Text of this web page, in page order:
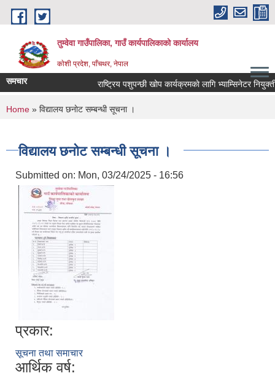
Skip to main content
तुम्वेवा गाउँपालिका, गाउँ कार्यपालिकाको कार्यालय
काेशी प्रदेश, पाँचथर, नेपाल
समचार राष्ट्रिय पशुपन्छी खोप कार्यक्रमकाे लागि भ्याम्सिनेटर
You are here
Home » विद्यालय छनाेट सम्बन्धी सूचना ।
विद्यालय छनाेट सम्बन्धी सूचना ।
Submitted on: Mon, 03/24/2025 - 16:56
प्रकार:
सूचना तथा समाचार
आर्थिक वर्ष: